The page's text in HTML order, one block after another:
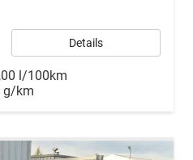
Details
l/100km
g/km